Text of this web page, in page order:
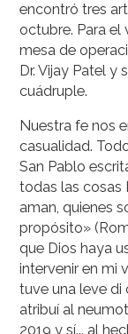
encontró tres
octubre. Para el
mesa de
Dr. Vijay Patel y
cuádruple.
Nuestra fe nos
casualidad.
San Pablo
todas las cosas
aman, quienes
propósito»
que Dios haya
intervenir en mi
tuve una leve di
atribuí al
2019 y sí... al